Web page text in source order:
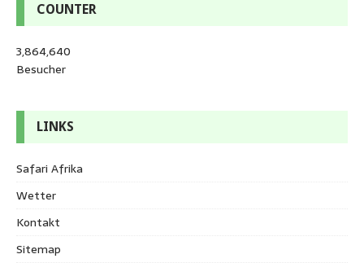
COUNTER
3,864,640
Besucher
LINKS
Safari Afrika
Wetter
Kontakt
Sitemap